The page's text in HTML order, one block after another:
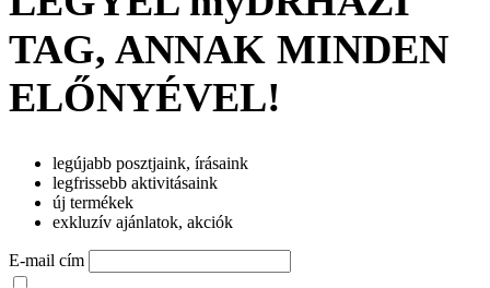
TAG, ANNAK MINDEN
ELŐNYÉVEL!
legújabb posztjaink, írásaink
legfrissebb aktivitásaink
új termékek
exkluzív ajánlatok, akciók
E-mail cím